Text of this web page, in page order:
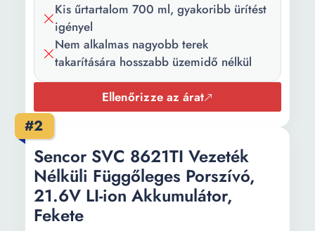
Szívó
teljesítmény:
Tápfeszültség:
36 V
élettartam:
40 min
Porzsák
űrtartalom:
700 ml
Hozzátartozó
kiegészítők:
Tartozék kiegészítő
Kis űrtartalom 700 ml, gyakoribb ürítést
igényel
Nem alkalmas nagyobb terek
takarítására hosszabb üzemidő nélkül
Ellenőrizze az árat
#2
Sencor SVC 8621TI Vezeték
Nélküli Függőleges Porszívó,
21.6V LI-ion Akkumulátor,
Fekete